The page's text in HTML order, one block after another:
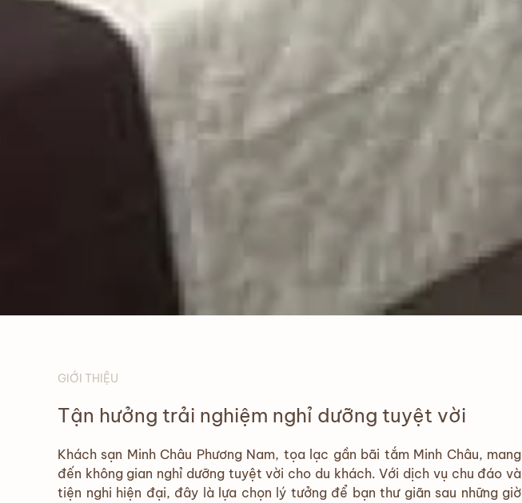
GIỚI THIỆU
Tận hưởng trải nghiệm nghỉ dưỡng tuyệt vời
Khách sạn Minh Châu Phương Nam, tọa lạc gần bãi tắm Minh Châu, mang
đến không gian nghỉ dưỡng tuyệt vời cho du khách. Với dịch vụ chu đáo và
tiện nghi hiện đại, đây là lựa chọn lý tưởng để bạn thư giãn sau những giờ